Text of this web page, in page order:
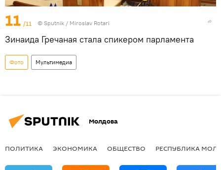
11 /11 © Sputnik / Miroslav Rotari
Зинаида Гречаная стала спикером парламента
Фото Мультимедиа
Молдова
ПОЛИТИКА ЭКОНОМИКА ОБЩЕСТВО РЕСПУБЛИКА